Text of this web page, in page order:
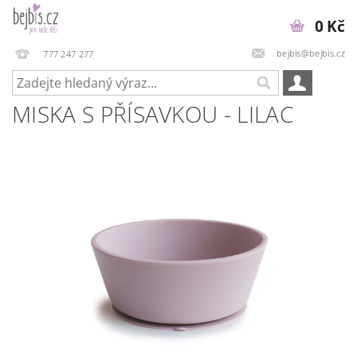
777 247 277 bejbis@bejbis.cz
0 Kč
MISKA S PŘÍSAVKOU - LILAC